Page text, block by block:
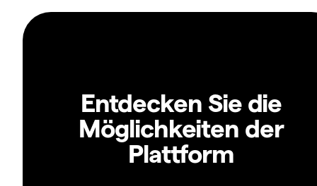
Entdecken Sie die
Möglichkeiten der
Plattform